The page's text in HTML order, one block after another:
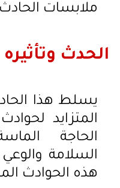
ملابسات
الحدث
يسلط هذا
المتزايد
الحاجة
السلامة
هذه الحوادث